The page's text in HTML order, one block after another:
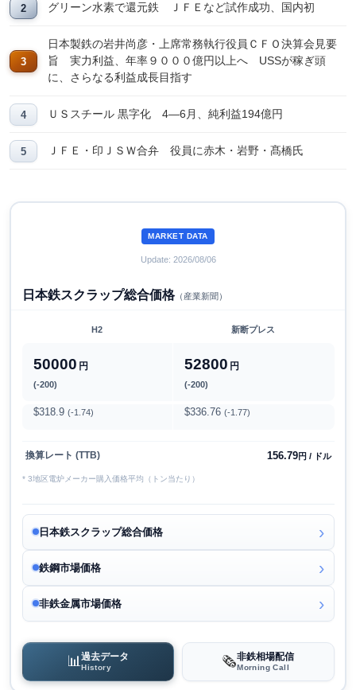
グリーン水素で還元鉄 ＪＦＥなど試作成功、国内初
日本製鉄の岩井尚彦・上席常務執行役員ＣＦＯ決算会見要
旨 実力利益、年率９０００億円以上へ USSが稼ぎ頭
に、さらなる利益成長目指す
ＵＳスチール 黒字化 4―6月、純利益194億円
ＪＦＥ・印ＪＳＷ合弁 役員に赤木・岩野・髙橋氏
MARKET DATA
Update: 2026/08/06
日本鉄スクラップ総合価格（産業新聞）
H2 新断プレス
50000 円
(-200)
52800 円
(-200)
$318.9 (-1.74) $336.76 (-1.77)
換算レート (TTB) 156.79円 / ドル
* 3地区電炉メーカー購入価格平均（トン当たり）
日本鉄スクラップ総合価格
鉄鋼市場価格
非鉄金属市場価格
📊過去データ
History 🗞️非鉄相場配信
Morning Call